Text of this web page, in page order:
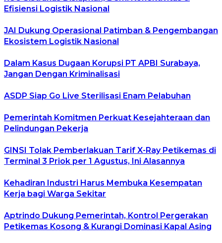
Efisiensi Logistik Nasional
JAI Dukung Operasional Patimban & Pengembangan
Ekosistem Logistik Nasional
Dalam Kasus Dugaan Korupsi PT APBI Surabaya,
Jangan Dengan Kriminalisasi
ASDP Siap Go Live Sterilisasi Enam Pelabuhan
Pemerintah Komitmen Perkuat Kesejahteraan dan
Pelindungan Pekerja
GINSI Tolak Pemberlakuan Tarif X-Ray Petikemas di
Terminal 3 Priok per 1 Agustus, Ini Alasannya
Kehadiran Industri Harus Membuka Kesempatan
Kerja bagi Warga Sekitar
Aptrindo Dukung Pemerintah, Kontrol Pergerakan
Petikemas Kosong & Kurangi Dominasi Kapal Asing